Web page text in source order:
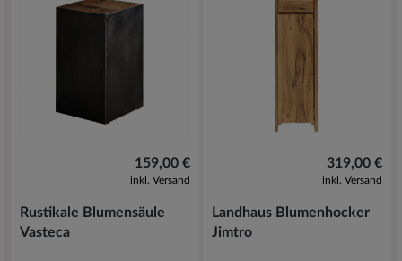
159,00 €
inkl. Versand
Rustikale Blumensäule
Vasteca
319,00 €
inkl. Versand
Landhaus Blumenhocker
Jimtro